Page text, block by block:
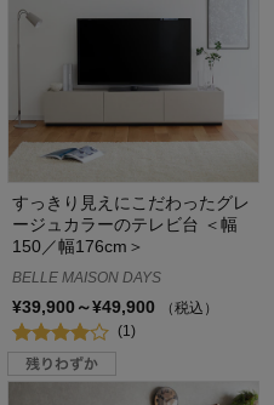
すっきり見えにこだわったグレ
ージュカラーのテレビ台 ＜幅
150／幅176cm＞
BELLE MAISON DAYS
¥39,900～¥49,900
（税込）
(1)